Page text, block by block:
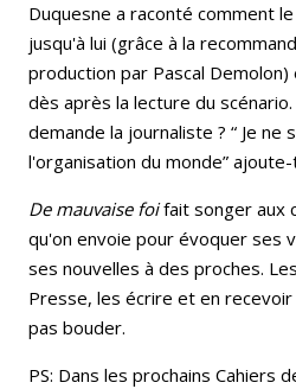
Duquesne a raconté comment
jusqu'à lui (grâce à la
production par Pascal
dès après la lecture du
demande la journaliste ? “ Je ne
l'organisation du monde”
De mauvaise foifait songer aux
qu'on envoie pour évoquer ses
ses nouvelles à des proches.
Presse, les écrire et en
pas bouder.
PS: Dans les prochains Cahiers